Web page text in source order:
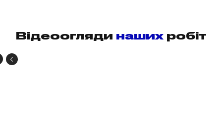
Відеоогляди нашихробіт